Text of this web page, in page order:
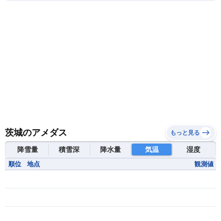
茨城のアメダス もっと見る
降雪量 積雪深 降水量 気温 湿度
順位 地点 観測値